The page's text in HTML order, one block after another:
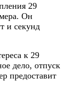
29
Он
и секунд
к 29
дело, отпуск
предоставит